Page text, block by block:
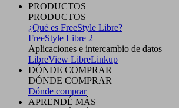
PRODUCTOS
PRODUCTOS
¿Qué es FreeStyle Libre?
FreeStyle Libre 2
Aplicaciones e intercambio de datos
LibreView LibreLinkup
DÓNDE COMPRAR
DÓNDE COMPRAR
Dónde comprar
APRENDÉ MÁS